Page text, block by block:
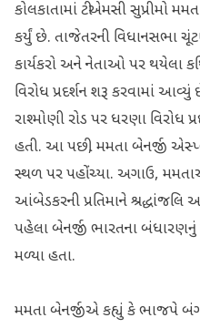
કોલકાતામાં ટીએમસી સુપ્રીમો
કર્યું છે. તાજેતરની વિધાનસભા
કાર્યકરો અને નેતાઓ પર થયેલા
વિરોધ પ્રદર્શન શરૂ કરવામાં આવ્યું
રાશ્મોણી રોડ પર ધરણા વિરોધ
હતી. આ પછી, મમતા બેનર્જી
સ્થળ પર પહોંચ્યા. અગાઉ,
આંબેડકરની પ્રતિમાને શ્રદ્ધાંજલિ
પહેલા બેનર્જી ભારતના
મળ્યા હતા.
મમતા બેનર્જીએ કહ્યું કે ભાજપે